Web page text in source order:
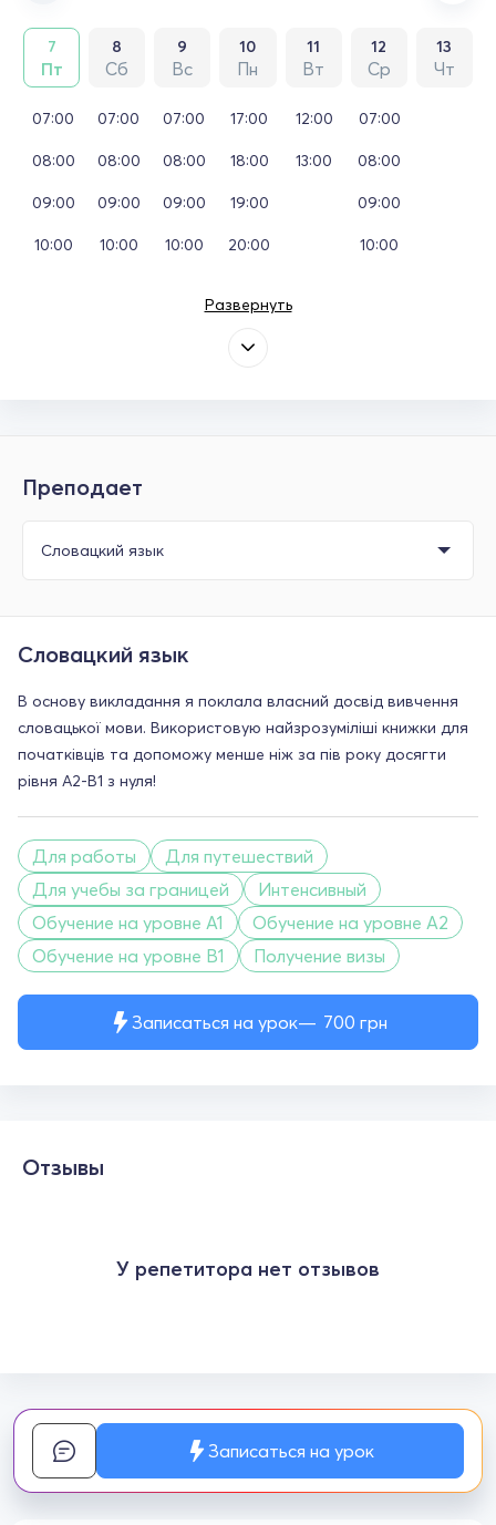
7
Пт
8
Сб
9
Вс
10
Пн
11
Вт
12
Ср
13
Чт
07:00
08:00
09:00
10:00
07:00
08:00
09:00
10:00
07:00
08:00
09:00
10:00
17:00
18:00
19:00
20:00
12:00
13:00
07:00
08:00
09:00
10:00
Развернуть
Преподает
Записаться на урок 700 грн
Словацкий язык
В основу викладання я поклала власний досвід вивчення
словацької мови. Використовую найзрозуміліші книжки для
початківців та допоможу менше ніж за пів року досягти
рівня А2-В1 з нуля!
Для работы
Для путешествий
Для учебы за границей
Интенсивный
Обучение на уровне A1
Обучение на уровне A2
Обучение на уровне B1
Получение визы
Отзывы
У репетитора нет отзывов
Записаться на урок